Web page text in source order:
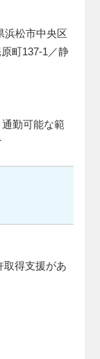
浜松市中央区
町137-1／静
勤可能な範
取得支援があ